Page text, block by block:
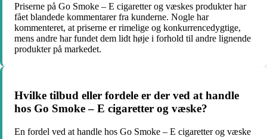
Priserne på Go Smoke – E cigaretter og væskes produkter har
fået blandede kommentarer fra kunderne. Nogle har
kommenteret, at priserne er rimelige og konkurrencedygtige,
mens andre har fundet dem lidt høje i forhold til andre lignende
produkter på markedet.
Hvilke tilbud eller fordele er der ved at handle
hos Go Smoke – E cigaretter og væske?
En fordel ved at handle hos Go Smoke – E cigaretter og væske